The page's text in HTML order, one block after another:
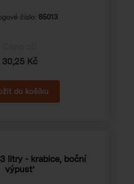
číslo: 85013
30,25 Kč
litry - krabice, boční
výpusť